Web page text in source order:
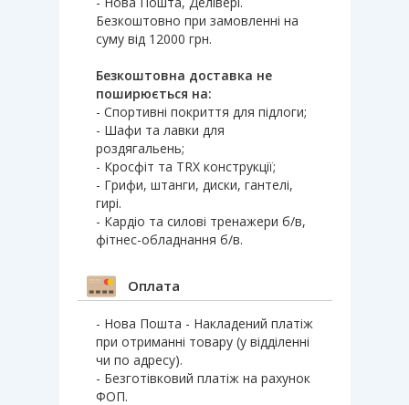
Безкоштовно при замовленні на
суму від 12000 грн.
Безкоштовна доставка не
поширюється на:
- Спортивні покриття для підлоги;
- Шафи та лавки для
роздягальень;
- Кросфіт та TRX конструкції;
- Грифи, штанги, диски, гантелі,
гирі.
- Кардіо та силові тренажери б/в,
фітнес-обладнання б/в.
Оплата
- Нова Пошта - Накладений платіж
при отриманні товару (у відділенні
чи по адресу).
- Безготівковий платіж на рахунок
ФОП.